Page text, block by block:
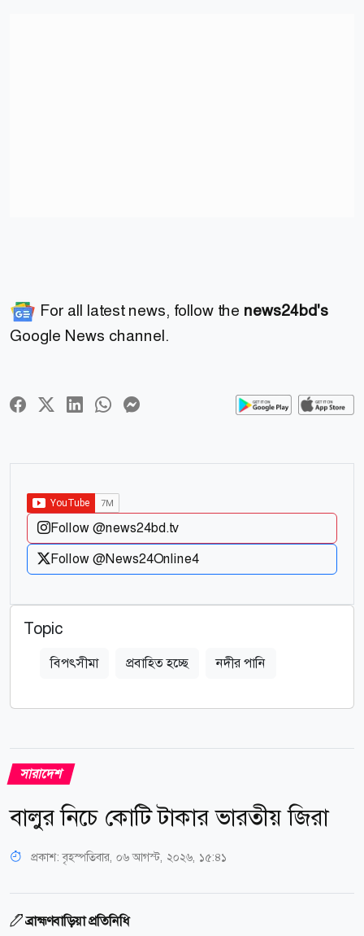
For all latest news, follow the news24bd's
Google News channel.
Follow @news24bd.tv
Follow @News24Online4
Topic
বিপৎসীমা প্রবাহিত হচ্ছে নদীর পানি
সারাদেশ
বালুর নিচে কোটি টাকার ভারতীয় জিরা
প্রকাশ:বৃহস্পতিবার, ০৬ আগস্ট, ২০২৬, ১৫:৪১
ব্রাহ্মণবাড়িয়া প্রতিনিধি